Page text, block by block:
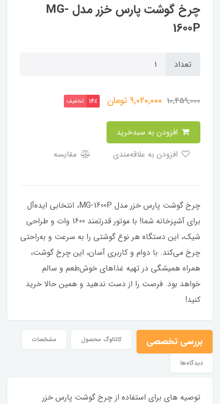
چرخ گوشت پارس خزر مدل MG-
1600P
تعداد
10,459,000
9,020,000 تومان 14٪ تخفیف
مقایسه
چرخ گوشت پارس خزر مدل MG-1600P، انتخابی ایده‌آل
برای آشپزخانه شما! با موتور قدرتمند 1600 وات و طراحی
شیک، این دستگاه هر نوع گوشتی را به سرعت و به‌راحتی
چرخ می‌کند. با دوام و کاربری آسان، این چرخ گوشت،
همراه همیشگی در تهیه غذاهای خوش‌طعم و سالم
خواهد بود. فرصت را از دست ندهید و همین حالا خرید
کنید!
بررسی تخصصی کاتالوگ محصول مشخصات
دیدگاه‌ها
توصیه های برای استفاده از چرخ گوشت پارس خزر